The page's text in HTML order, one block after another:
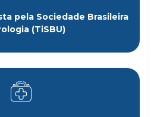
pela Sociedade Brasileira
(TiSBU)